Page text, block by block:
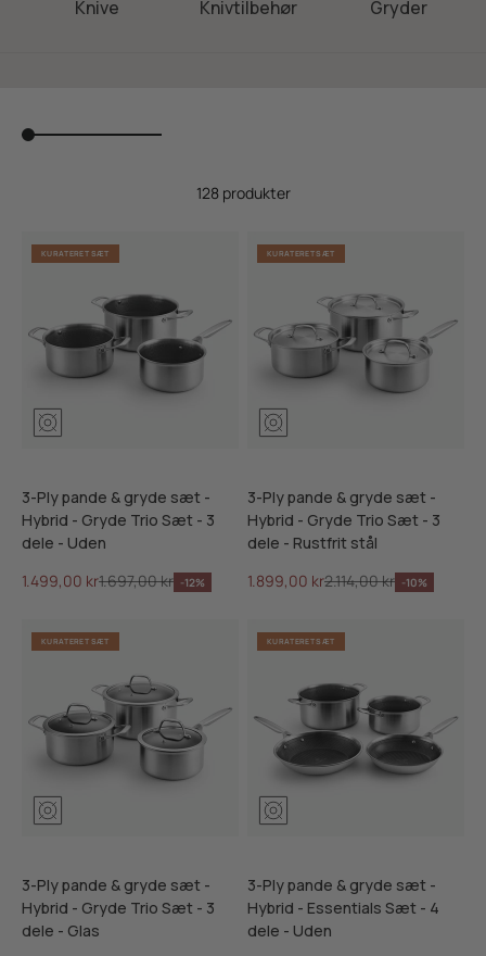
Knive Knivtilbehør Gryder
128 produkter
KURATERET SÆT
3-Ply pande & gryde sæt -
Hybrid - Gryde Trio Sæt - 3
dele - Uden
Salgspris
1.499,00 krNormalpris
1.697,00 kr -12%
KURATERET SÆT
3-Ply pande & gryde sæt -
Hybrid - Gryde Trio Sæt - 3
dele - Rustfrit stål
Salgspris
1.899,00 krNormalpris
2.114,00 kr -10%
KURATERET SÆT
3-Ply pande & gryde sæt -
Hybrid - Gryde Trio Sæt - 3
dele - Glas
KURATERET SÆT
3-Ply pande & gryde sæt -
Hybrid - Essentials Sæt - 4
dele - Uden